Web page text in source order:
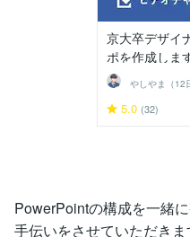
京大卒デザイ
ポを作成しま
5.0 (32)
PowerPointの構成を一緒
手伝いをさせていただきま